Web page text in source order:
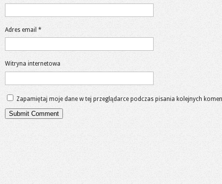
Adres email *
Witryna internetowa
Zapamiętaj moje dane w tej przeglądarce podczas pisania kolejnych